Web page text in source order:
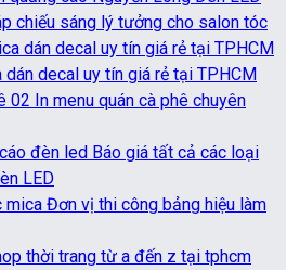
chiếu sáng lý tưởng cho salon tóc
dán decal uy tín giá rẻ tại TPHCM
In menu quán cà phê chuyên
Báo giá tất cả các loại
LED
Đơn vị thi công bảng hiệu làm